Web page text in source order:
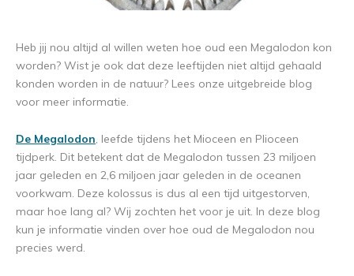
Heb jij nou altijd al willen weten hoe oud een Megalodon kon
worden? Wist je ook dat deze leeftijden niet altijd gehaald
konden worden in de natuur? Lees onze uitgebreide blog
voor meer informatie.
De Megalodon, leefde tijdens het Mioceen en Plioceen
tijdperk. Dit betekent dat de Megalodon tussen 23 miljoen
jaar geleden en 2,6 miljoen jaar geleden in de oceanen
voorkwam. Deze kolossus is dus al een tijd uitgestorven,
maar hoe lang al? Wij zochten het voor je uit. In deze blog
kun je informatie vinden over hoe oud de Megalodon nou
precies werd.